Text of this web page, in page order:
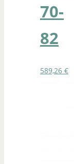
70-
82
589,26 €